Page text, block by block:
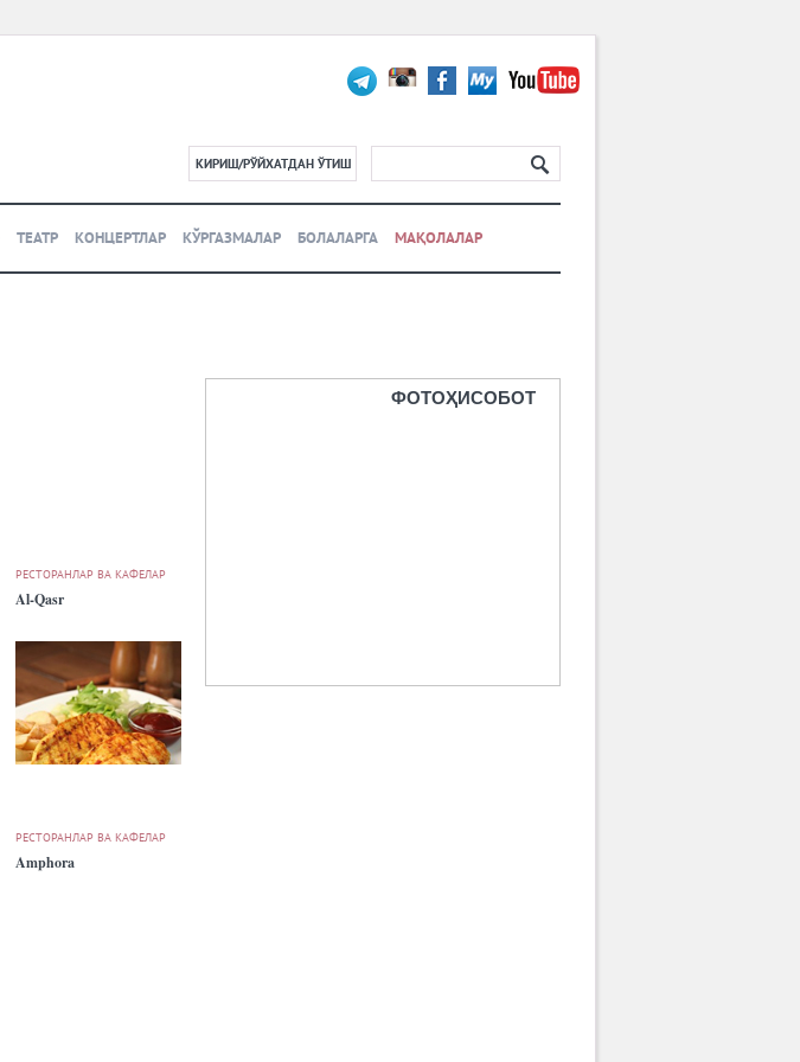
КИРИШ/РЎЙХАТДАН ЎТИШ
ТЕАТР КОНЦЕРТЛАР КЎРГАЗМАЛАР БОЛАЛАРГА МАҚОЛАЛАР
РЕСТОРАНЛАР ВА КАФЕЛАР
Al-Qasr
РЕСТОРАНЛАР ВА КАФЕЛАР
Amphora
ФОТОҲИСОБОТ